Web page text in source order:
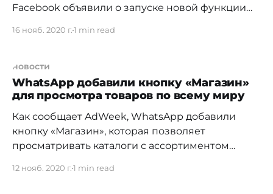
Facebook объявили о запуске новой функции
Сообщение удаляется, как только собеседник
покинул беседу. Можно сделать скриншот
переписки, но собеседника об этом
предупредят. Al revisar camisetas de clubes
16 нояб. 2020 г.1 min read
новости
WhatsApp добавили кнопку «Магазин»
для просмотра товаров по всему миру
Как сообщает AdWeek, WhatsApp добавили
кнопку «Магазин», которая позволяет
просматривать каталоги с ассортиментом
12 нояб. 2020 г.1 min read